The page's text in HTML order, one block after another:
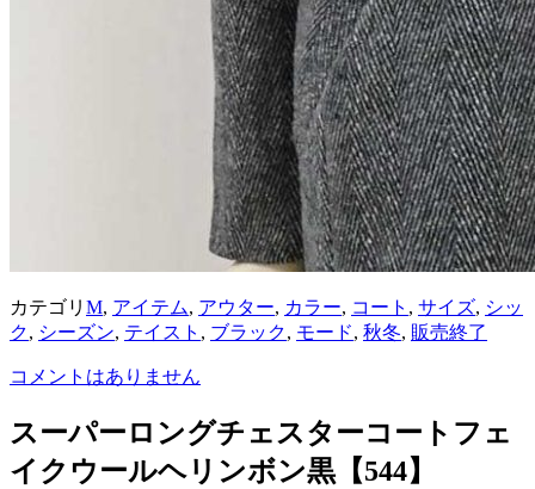
カテゴリ M, アイテム, アウター, カラー, コート , サイズ, シッ
ク, シーズン, テイスト , ブラック, モード, 秋冬, 販売終了
コメントはありません
スーパーロングチェスターコートフェ
イクウールヘリンボン黒【544】